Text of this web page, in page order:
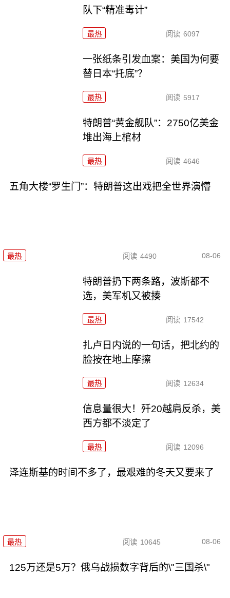
队下“精准毒计”
最热 阅读 6097
一张纸条引发血案：美国为何要
替日本“托底”？
最热 阅读 5917
特朗普“黄金舰队”：2750亿美金
堆出海上棺材
最热 阅读 4646
五角大楼“罗生门”：特朗普这出戏把全世界演懵
最热 阅读 4490 08-06
特朗普扔下两条路，波斯都不
选，美军机又被揍
最热 阅读 17542
扎卢日内说的一句话，把北约的
脸按在地上摩擦
最热 阅读 12634
信息量很大！歼20越肩反杀，美
西方都不淡定了
最热 阅读 12096
泽连斯基的时间不多了，最艰难的冬天又要来了
最热 阅读 10645 08-06
125万还是5万？俄乌战损数字背后的\"三国杀\"